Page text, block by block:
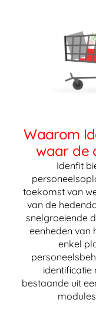
Waarom
waar de
Idenfit
toekomst van
van de
snelgroeiende
eenheden van
enkel
identificatie
bestaande uit